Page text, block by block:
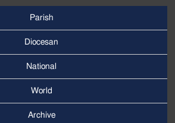
Parish
Diocesan
National
World
Archive